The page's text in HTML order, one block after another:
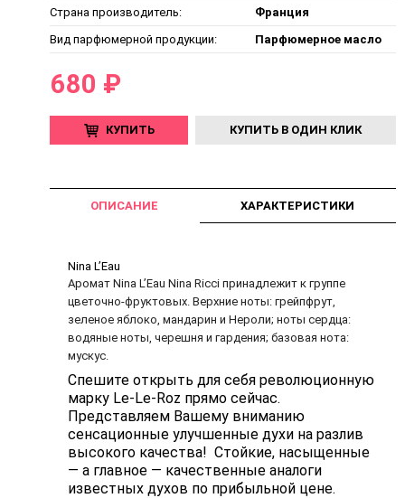
Страна производитель:
Франция
Вид парфюмерной продукции:
Парфюмерное масло
680 ₽
КУПИТЬ КУПИТЬ В ОДИН КЛИК
ОПИСАНИЕ ХАРАКТЕРИСТИКИ
Nina L’Eau
Аромат Nina L’Eau Nina Ricci принадлежит к группе
цветочно-фруктовых. Верхние ноты: грейпфрут,
зеленое яблоко, мандарин и Нероли; ноты сердца:
водяные ноты, черешня и гардения; базовая нота:
мускус.
Спешите открыть для себя революционную
марку Le-Le-Roz прямо сейчас.
Представляем Вашему вниманию
сенсационные улучшенные духи на разлив
высокого качества! Стойкие, насыщенные
— а главное — качественные аналоги
известных духов по прибыльной цене.